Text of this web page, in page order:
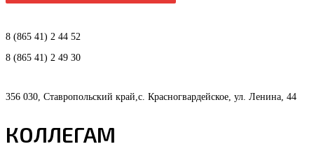
8 (865 41) 2 44 52
8 (865 41) 2 49 30
356 030, Ставропольский край,с. Красногвардейское, ул. Ленина, 44
КОЛЛЕГАМ